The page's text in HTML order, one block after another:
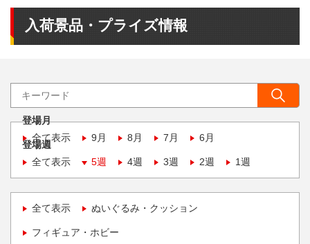
入荷景品・プライズ情報
登場月
全て表示
9月 8月 7月 6月
登場週
全て表示
5週 4週 3週 2週 1週
全て表示 ぬいぐるみ・クッション
フィギュア・ホビー